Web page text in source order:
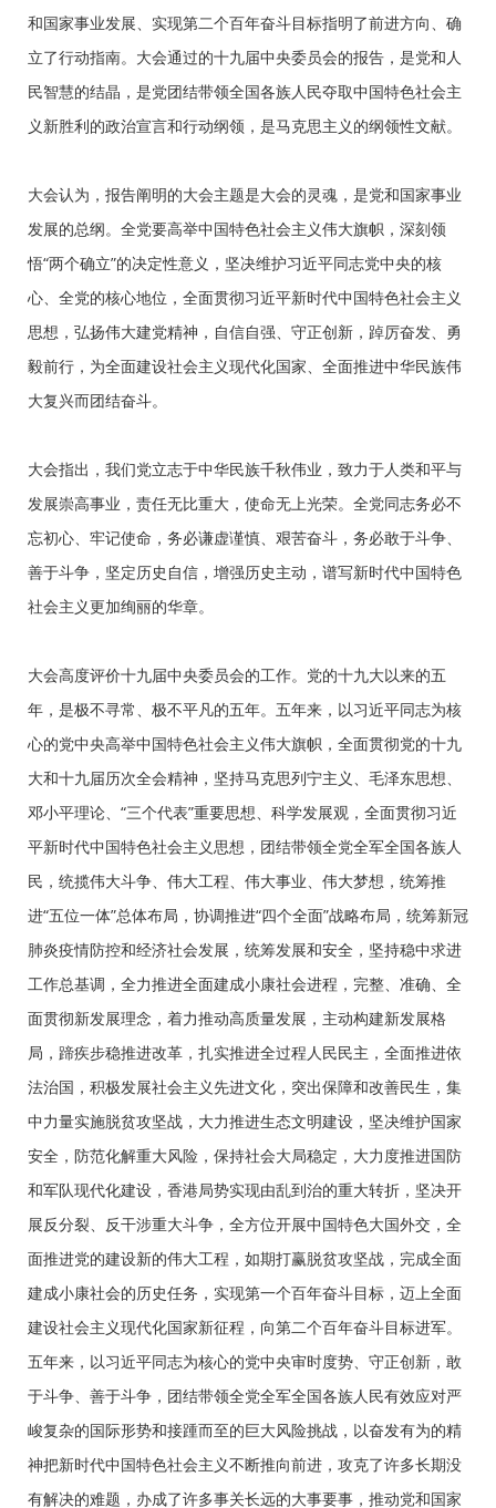
和国家事业发展、实现第二个百年奋斗目标指明了前进方向、确
立了行动指南。大会通过的十九届中央委员会的报告，是党和人
民智慧的结晶，是党团结带领全国各族人民夺取中国特色社会主
义新胜利的政治宣言和行动纲领，是马克思主义的纲领性文献。
大会认为，报告阐明的大会主题是大会的灵魂，是党和国家事业
发展的总纲。全党要高举中国特色社会主义伟大旗帜，深刻领
悟“两个确立”的决定性意义，坚决维护习近平同志党中央的核
心、全党的核心地位，全面贯彻习近平新时代中国特色社会主义
思想，弘扬伟大建党精神，自信自强、守正创新，踔厉奋发、勇
毅前行，为全面建设社会主义现代化国家、全面推进中华民族伟
大复兴而团结奋斗。
大会指出，我们党立志于中华民族千秋伟业，致力于人类和平与
发展崇高事业，责任无比重大，使命无上光荣。全党同志务必不
忘初心、牢记使命，务必谦虚谨慎、艰苦奋斗，务必敢于斗争、
善于斗争，坚定历史自信，增强历史主动，谱写新时代中国特色
社会主义更加绚丽的华章。
大会高度评价十九届中央委员会的工作。党的十九大以来的五
年，是极不寻常、极不平凡的五年。五年来，以习近平同志为核
心的党中央高举中国特色社会主义伟大旗帜，全面贯彻党的十九
大和十九届历次全会精神，坚持马克思列宁主义、毛泽东思想、
邓小平理论、“三个代表”重要思想、科学发展观，全面贯彻习近
平新时代中国特色社会主义思想，团结带领全党全军全国各族人
民，统揽伟大斗争、伟大工程、伟大事业、伟大梦想，统筹推
进“五位一体”总体布局，协调推进“四个全面”战略布局，统筹新冠
肺炎疫情防控和经济社会发展，统筹发展和安全，坚持稳中求进
工作总基调，全力推进全面建成小康社会进程，完整、准确、全
面贯彻新发展理念，着力推动高质量发展，主动构建新发展格
局，蹄疾步稳推进改革，扎实推进全过程人民民主，全面推进依
法治国，积极发展社会主义先进文化，突出保障和改善民生，集
中力量实施脱贫攻坚战，大力推进生态文明建设，坚决维护国家
安全，防范化解重大风险，保持社会大局稳定，大力度推进国防
和军队现代化建设，香港局势实现由乱到治的重大转折，坚决开
展反分裂、反干涉重大斗争，全方位开展中国特色大国外交，全
面推进党的建设新的伟大工程，如期打赢脱贫攻坚战，完成全面
建成小康社会的历史任务，实现第一个百年奋斗目标，迈上全面
建设社会主义现代化国家新征程，向第二个百年奋斗目标进军。
五年来，以习近平同志为核心的党中央审时度势、守正创新，敢
于斗争、善于斗争，团结带领全党全军全国各族人民有效应对严
峻复杂的国际形势和接踵而至的巨大风险挑战，以奋发有为的精
神把新时代中国特色社会主义不断推向前进，攻克了许多长期没
有解决的难题，办成了许多事关长远的大事要事，推动党和国家